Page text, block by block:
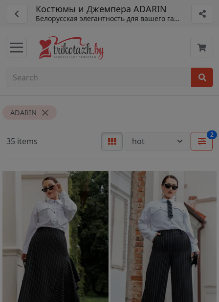
Костюмы и Джемпера ADARIN
Белорусская элегантность для вашего гардероба.
ADARIN
35 items
2